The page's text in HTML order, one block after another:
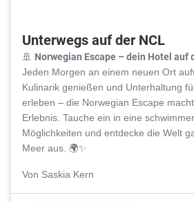
Unterwegs auf der NCL
🚢 Norwegian Escape – dein Hotel auf
Jeden Morgen an einem neuen Ort
Kulinarik genießen und Unterhaltung
erleben – die Norwegian Escape
Erlebnis. Tauche ein in eine
Möglichkeiten und entdecke die Welt
Meer aus. 🌍✨
Von Saskia Kern